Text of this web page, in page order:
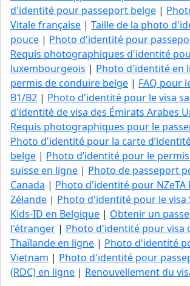
d'identité pour passeport belge |
Vitale française | Taille de la photo
pouce | Photo d'identité pour
Requis photographiques d'identité
luxembourgeois | Photo d'identité en
permis de conduire belge | FAQ pour
B1/B2 | Photo d'identité pour le visa
d'identité de visa des Émirats Arabes
Requis photographiques pour le
Photo d'identité pour la carte
belge | Photo d’identité pour le
suisse en ligne | Photo de passeport
Canada | Photo d'identité pour NZeTA
Zélande | Photo d'identité pour le visa
Kids-ID en Belgique | Obtenir un
l'étranger | Photo d'identité pour visa
Thaïlande en ligne | Photo d'identité
Vietnam | Photo d'identité pour
(RDC) en ligne | Renouvellement du